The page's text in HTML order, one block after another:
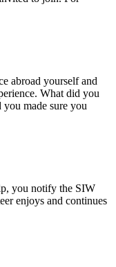
abroad yourself and
What did you
made sure you
you notify the SIW
enjoys and continues